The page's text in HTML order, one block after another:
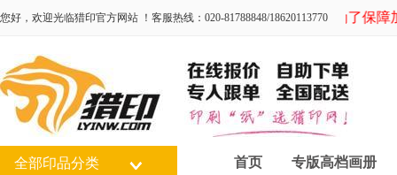
您好，欢迎光临猎印官方网站 ！客服热线：020-81788848/18620113770为了保障加
全部印品分类 首页 专版高档画册